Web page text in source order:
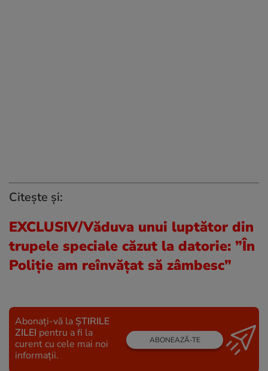
Citește și:
EXCLUSIV/Văduva unui luptător din
trupele speciale căzut la datorie: ”În
Poliție am reînvățat să zâmbesc”
Abonați-vă la ȘTIRILE
ZILEI pentru a fi la
curent cu cele mai noi
informații.
ABONEAZĂ-TE